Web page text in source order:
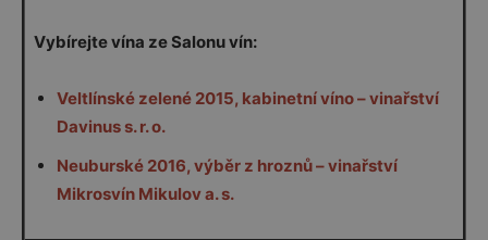
Vybírejte vína ze Salonu vín:
Veltlínské zelené 2015, kabinetní víno – vinařství
Davinus s. r. o.
Neuburské 2016, výběr z hroznů – vinařství
Mikrosvín Mikulov a. s.